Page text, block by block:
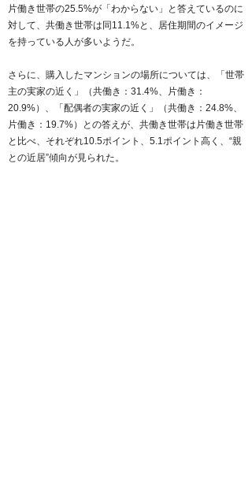
片働き世帯の25.5%が「わからない」と答えているのに
対して、共働き世帯は同11.1%と、居住期間のイメージ
を持っている人が多いようだ。
さらに、購入したマンションの場所については、「世帯
主の実家の近く」（共働き：31.4%、片働き：
20.9%）、「配偶者の実家の近く」（共働き：24.8%、
片働き：19.7%）との答えが、共働き世帯は片働き世帯
と比べ、それぞれ10.5ポイント、5.1ポイント高く、“親
との近居”傾向が見られた。